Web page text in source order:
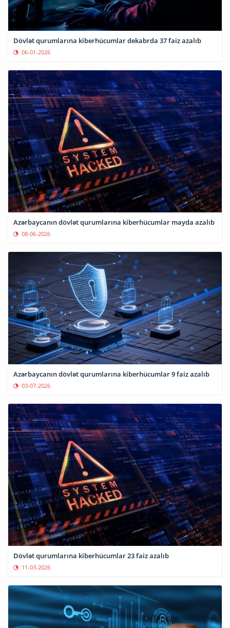
Dövlət qurumlarına kiberhücumlar dekabrda 37 faiz azalıb
06-01-2026
Azərbaycanın dövlət qurumlarına kiberhücumlar mayda azalıb
08-06-2026
Azərbaycanın dövlət qurumlarına kiberhücumlar 9 faiz azalıb
03-07-2026
Dövlət qurumlarına kiberhücumlar 23 faiz azalıb
11-03-2026